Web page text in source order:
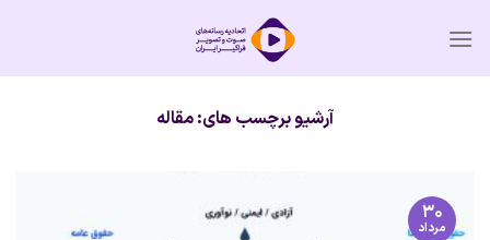
آرشیو برچسب های:مقاله
۳۰
مرداد